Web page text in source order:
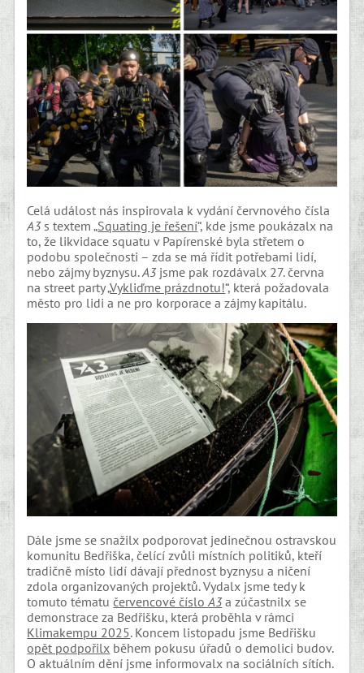
Celá událost nás inspirovala k vydání červnového čísla
A3s textem „Squating je řešení“, kde jsme poukázalx na
to, že likvidace squatu v Papírenské byla střetem o
podobu společnosti – zda se má řídit potřebami lidí,
nebo zájmy byznysu.A3jsme pak rozdávalx 27. června
na street party „Vykliďme prázdnotu!“, která požadovala
město pro lidi a ne pro korporace a zájmy kapitálu.
Dále jsme se snažilx podporovat jedinečnou ostravskou
komunitu Bedřiška, čelící zvůli místních politiků, kteří
tradičně místo lidí dávají přednost byznysu a ničení
zdola organizovaných projektů. Vydalx jsme tedy k
tomuto tématučervencové čísloA3 a zúčastnilx se
demonstrace za Bedřišku, která proběhla v rámci
Klimakempu 2025. Koncem listopadu jsme Bedřišku
opět podpořilx během pokusu úřadů o demolici budov.
O aktuálním dění jsme informovalx na sociálních sítích.